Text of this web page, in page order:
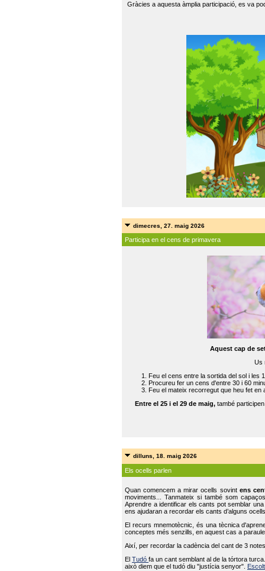
Gràcies a aquesta àmplia participació, es va
dimecres, 27. maig 2026
Participa en el cens de primavera
Aquest cap de
Us
Feu el cens entre la sortida del sol i les
Procureu fer un cens d'entre 30 i 60
Feu el mateix recorregut que heu fet en
Entre el 25 i el 29 de maig, també
dilluns, 18. maig 2026
Els ocells parlen
Quan comencem a mirar ocells sovint ens
moviments... Tanmateix si també som
Aprendre a identificar els cants pot semblar
ens ajudaran a recordar els cants d’alguns
El recurs mnemotècnic, és una tècnica
conceptes més senzills, en aquest cas a
Així, per recordar la cadència del cant de 3
ElTudófa un cant semblant al de la tórtora
això diem que el tudó diu "justícia senyor".